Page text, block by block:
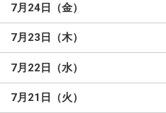
7月24日（金）
7月23日（木）
7月22日（水）
7月21日（火）